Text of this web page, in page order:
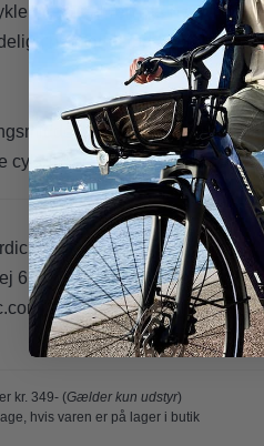
fremstår ren, pæn og fri for
hvorfor du uden problemer
kan anvendes på
cykelolier og cykelfedt. Dåsens
6, Fraugde, 5220 Odense SØ
kr. 349- (Gælder kun udstyr)
hvis varen er på lager i butik